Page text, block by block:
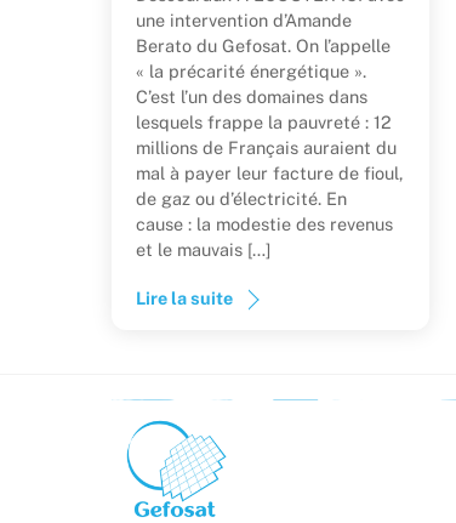
une intervention d’Amande
Berato du Gefosat. On l’appelle
« la précarité énergétique ».
C’est l’un des domaines dans
lesquels frappe la pauvreté : 12
millions de Français auraient du
mal à payer leur facture de fioul,
de gaz ou d’électricité. En
cause : la modestie des revenus
et le mauvais […]
Lire la suite